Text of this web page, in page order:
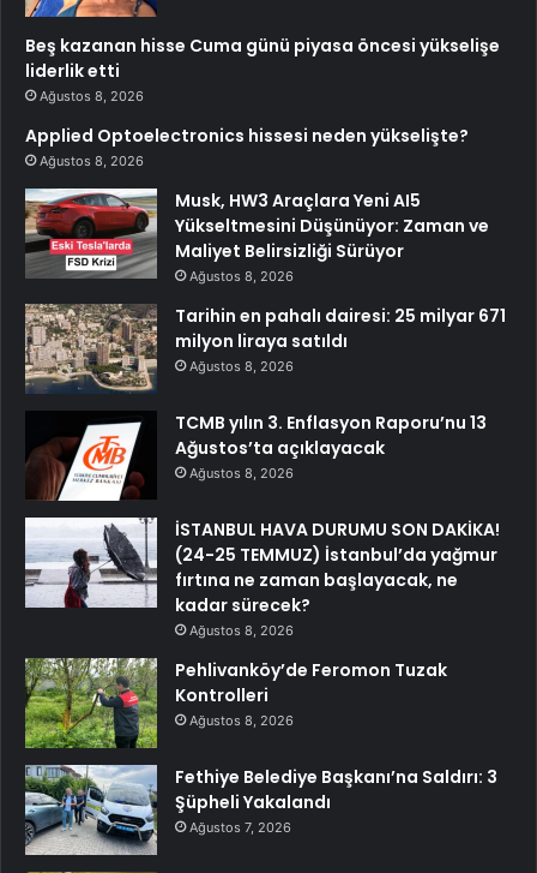
Beş kazanan hisse Cuma günü piyasa öncesi yükselişe
liderlik etti
Ağustos 8, 2026
Applied Optoelectronics hissesi neden yükselişte?
Ağustos 8, 2026
Musk, HW3 Araçlara Yeni AI5
Yükseltmesini Düşünüyor: Zaman ve
Maliyet Belirsizliği Sürüyor
Ağustos 8, 2026
Tarihin en pahalı dairesi: 25 milyar 671
milyon liraya satıldı
Ağustos 8, 2026
TCMB yılın 3. Enflasyon Raporu’nu 13
Ağustos’ta açıklayacak
Ağustos 8, 2026
İSTANBUL HAVA DURUMU SON DAKİKA!
(24-25 TEMMUZ) İstanbul’da yağmur
fırtına ne zaman başlayacak, ne
kadar sürecek?
Ağustos 8, 2026
Pehlivanköy’de Feromon Tuzak
Kontrolleri
Ağustos 8, 2026
Fethiye Belediye Başkanı’na Saldırı: 3
Şüpheli Yakalandı
Ağustos 7, 2026